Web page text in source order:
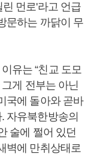
먼로'라고 언급
문하는 까닭이 무
유는 “친교 도모
게 전부는 아닌
국에 돌아와 곧바
자유북한방송의
술에 쩔어 있던
벽에 만취상태로